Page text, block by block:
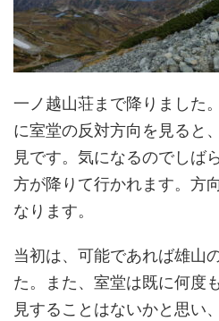
一ノ越山荘まで降りました
に室堂の反対方向を見ると
見です。気になるのでしば
方が降りて行かれます。方
なります。
当初は、可能であれば雄山
た。また、室堂は既に何度
見することはないかと思い